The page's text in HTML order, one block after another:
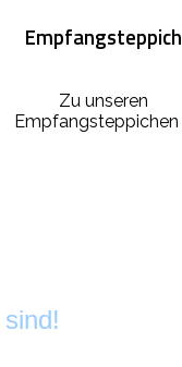
Empfangsteppich
Zu unseren
Empfangsteppichen